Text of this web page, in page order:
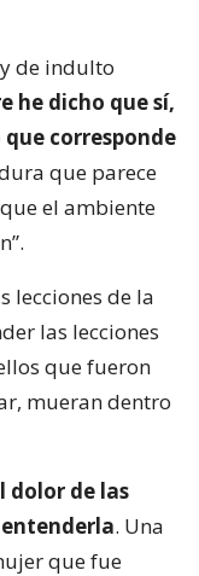
de indulto
he dicho que sí,
corresponde
que parece
el ambiente
lecciones de la
las lecciones
que fueron
mueran dentro
dolor de las
. Una
que fue